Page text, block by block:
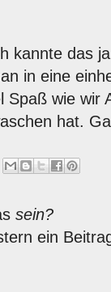
kannte das
in eine
Spaß wie wir
hat.
sein?
ein